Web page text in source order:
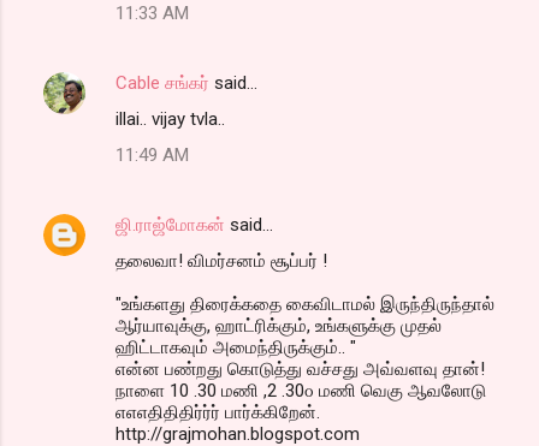
11:33 AM
Cable சங்கர் said…
illai.. vijay tvla..
11:49 AM
ஜி.ராஜ்மோகன் said…
தலைவா! விமர்சனம் சூப்பர் !
"உங்களது திரைக்கதை கைவிடாமல் இருந்திருந்தால்
ஆர்யாவுக்கு, ஹாட்ரிக்கும், உங்களுக்கு முதல்
ஹிட்டாகவும் அமைந்திருக்கும்.. "
என்ன பண்றது கொடுத்து வச்சது அவ்வளவு தான்!
நாளை 10 .30 மணி ,2 .30௦ மணி வெகு ஆவலோடு
எஎஎதிதிதிர்ர்ர் பார்க்கிறேன்.
http://grajmohan.blogspot.com